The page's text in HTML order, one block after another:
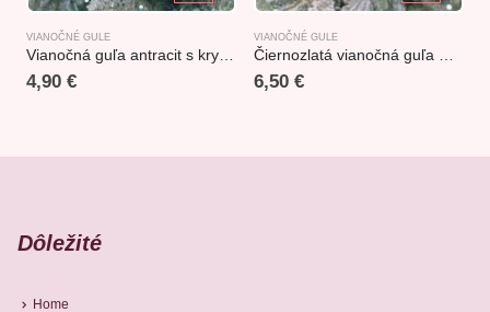
VIANOČNÉ GULE
Vianočná guľa antracit s kryštálikmi10cm
4,90 €
VIANOČNÉ GULE
Čiernozlatá vianočná guľa Merry Christmas 10cm
6,50 €
Dôležité
Home